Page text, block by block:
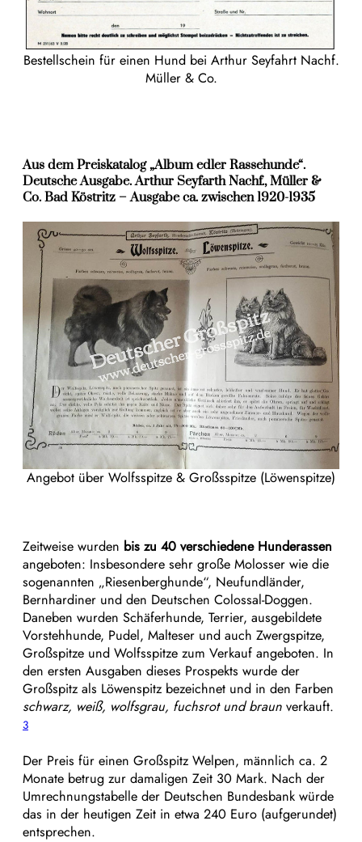
Bestellschein für einen Hund bei Arthur Seyfahrt Nachf.
Müller & Co.
Aus dem Preiskatalog „Album edler Rassehunde“.
Deutsche Ausgabe. Arthur Seyfarth Nachf., Müller &
Co. Bad Köstritz – Ausgabe ca. zwischen 1920-1935
Angebot über Wolfsspitze & Großsspitze (Löwenspitze)
Zeitweise wurden bis zu 40 verschiedene Hunderassen
angeboten: Insbesondere sehr große Molosser wie die
sogenannten „Riesenberghunde“, Neufundländer,
Bernhardiner und den Deutschen Colossal-Doggen.
Daneben wurden Schäferhunde, Terrier, ausgebildete
Vorstehhunde, Pudel, Malteser und auch Zwergspitze,
Großspitze und Wolfsspitze zum Verkauf angeboten. In
den ersten Ausgaben dieses Prospekts wurde der
Großspitz als Löwenspitz bezeichnet und in den Farben
schwarz, weiß, wolfsgrau, fuchsrot und braun verkauft.
3
Der Preis für einen Großspitz Welpen, männlich ca. 2
Monate betrug zur damaligen Zeit 30 Mark. Nach der
Umrechnungstabelle der Deutschen Bundesbank würde
das in der heutigen Zeit in etwa 240 Euro (aufgerundet)
entsprechen.